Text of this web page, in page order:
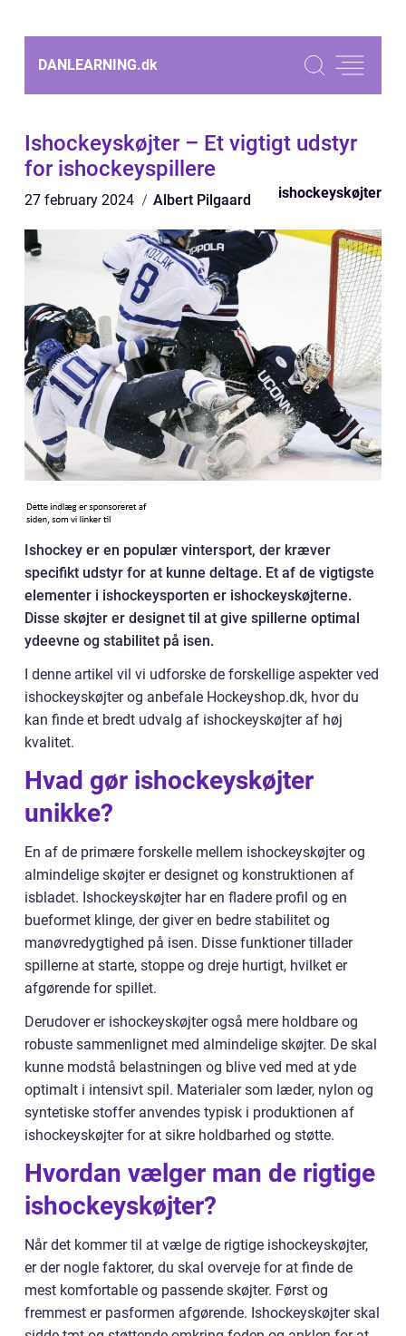
DANLEARNING.dk
Ishockeyskøjter – Et vigtigt udstyr
for ishockeyspillere
27 february 2024 Albert Pilgaard ishockeyskøjter
Ishockey er en populær vintersport, der kræver
specifikt udstyr for at kunne deltage. Et af de vigtigste
elementer i ishockeysporten er ishockeyskøjterne.
Disse skøjter er designet til at give spillerne optimal
ydeevne og stabilitet på isen.
I denne artikel vil vi udforske de forskellige aspekter ved
ishockeyskøjter og anbefale Hockeyshop.dk, hvor du
kan finde et bredt udvalg af ishockeyskøjter af høj
kvalitet.
Hvad gør ishockeyskøjter
unikke?
En af de primære forskelle mellem ishockeyskøjter og
almindelige skøjter er designet og konstruktionen af
isbladet. Ishockeyskøjter har en fladere profil og en
bueformet klinge, der giver en bedre stabilitet og
manøvredygtighed på isen. Disse funktioner tillader
spillerne at starte, stoppe og dreje hurtigt, hvilket er
afgørende for spillet.
Derudover er ishockeyskøjter også mere holdbare og
robuste sammenlignet med almindelige skøjter. De skal
kunne modstå belastningen og blive ved med at yde
optimalt i intensivt spil. Materialer som læder, nylon og
syntetiske stoffer anvendes typisk i produktionen af
ishockeyskøjter for at sikre holdbarhed og støtte.
Hvordan vælger man de rigtige
ishockeyskøjter?
Når det kommer til at vælge de rigtige ishockeyskøjter,
er der nogle faktorer, du skal overveje for at finde de
mest komfortable og passende skøjter. Først og
fremmest er pasformen afgørende. Ishockeyskøjter skal